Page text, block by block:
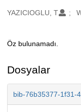
Oluşturanlar
YAZICIOGLU, T
Açıklama
Öz bulunamadı.
Dosyalar
bib-76b35377-1f31-